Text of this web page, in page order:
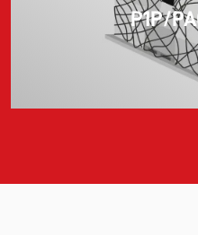
P1P/